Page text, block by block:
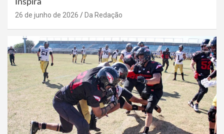
Inspira
26 de junho de 2026 Da Redação